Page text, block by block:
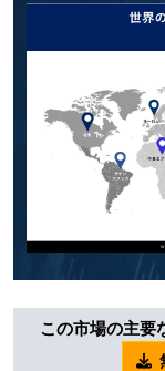
この市場の主要